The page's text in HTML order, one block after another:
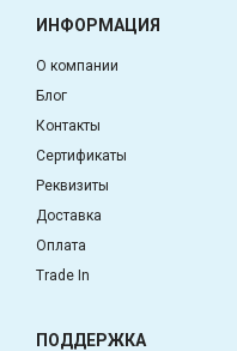
ИНФОРМАЦИЯ
О компании
Блог
Контакты
Сертификаты
Реквизиты
Доставка
Оплата
Trade In
ПОДДЕРЖКА